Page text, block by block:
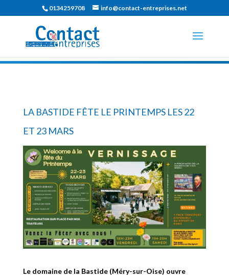
0134259708 info@contact-entreprises.net
LA BASTIDE FÊTE LE PRINTEMPS LES 22
ET 23 MARS
Le domaine de la Bastide (Méry-sur-Oise) ouvre